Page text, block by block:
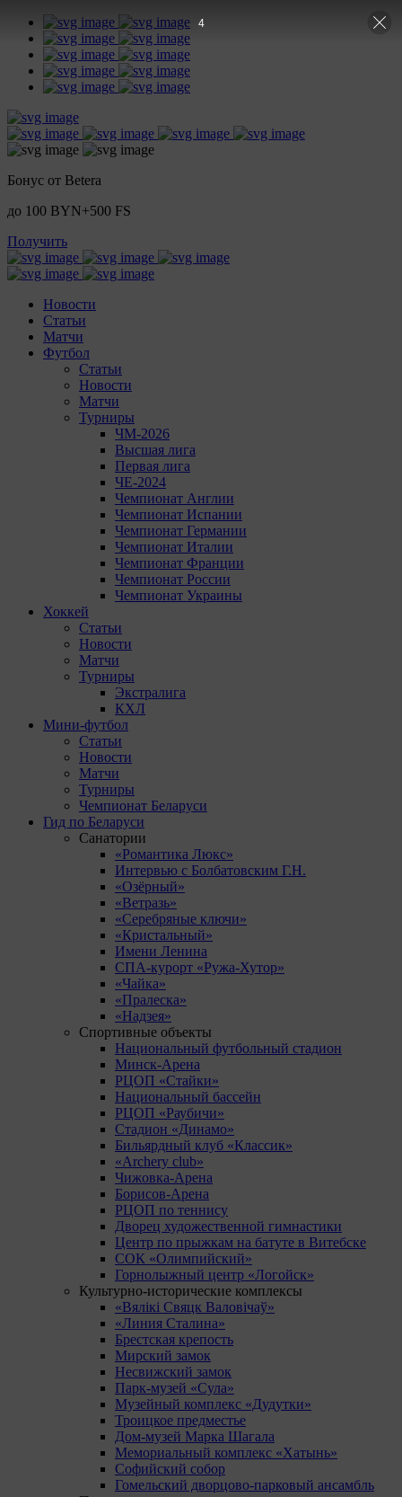
Бонус от Betera
до 100 BYN+500 FS
Получить
Новости
Статьи
Матчи
Футбол
Статьи
Новости
Матчи
Турниры
ЧМ-2026
Высшая лига
Первая лига
ЧЕ-2024
Чемпионат Англии
Чемпионат Испании
Чемпионат Германии
Чемпионат Италии
Чемпионат Франции
Чемпионат России
Чемпионат Украины
Хоккей
Статьи
Новости
Матчи
Турниры
Экстралига
КХЛ
Мини-футбол
Статьи
Новости
Матчи
Турниры
Чемпионат Беларуси
Гид по Беларуси
Санатории
«Романтика Люкс»
Интервью с Болбатовским Г.Н.
«Озёрный»
«Ветразь»
«Серебряные ключи»
«Кристальный»
Имени Ленина
СПА-курорт «Ружа-Хутор»
«Чайка»
«Пралеска»
«Надзея»
Спортивные объекты
Национальный футбольный стадион
Минск-Арена
РЦОП «Стайки»
Национальный бассейн
РЦОП «Раубичи»
Стадион «Динамо»
Бильярдный клуб «Классик»
«Archery club»
Чижовка-Арена
Борисов-Арена
РЦОП по теннису
Дворец художественной гимнастики
Центр по прыжкам на батуте в Витебске
СОК «Олимпийский»
Горнолыжный центр «Логойск»
Культурно-исторические комплексы
«Вялікі Свяцк Валовічаў»
«Линия Сталина»
Брестская крепость
Мирский замок
Несвижский замок
Парк-музей «Сула»
Музейный комплекс «Дудутки»
Троицкое предместье
Дом-музей Марка Шагала
Мемориальный комплекс «Хатынь»
Софийский собор
Гомельский дворцово-парковый ансамбль
2